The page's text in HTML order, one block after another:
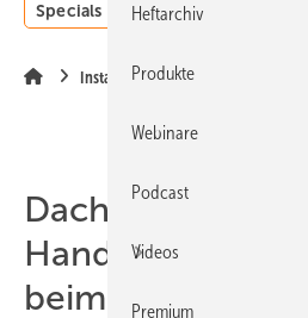
Specials Einstrahlungsatlas
Installation
Dachdecker- und
Handwerker
beim Bau von
Heftarchiv
Produkte
Webinare
Podcast
Videos
Premium